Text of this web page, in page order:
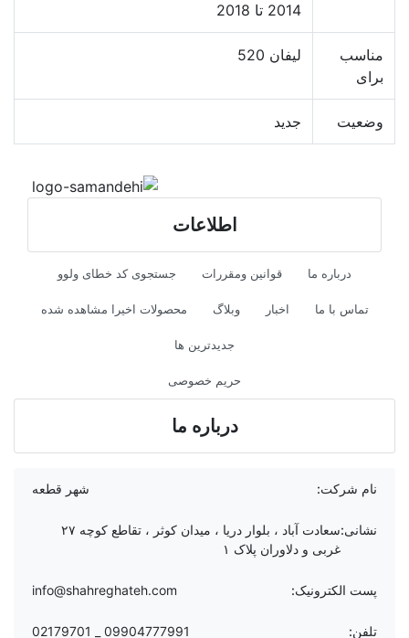
2014 تا 2018
مناسب
برای
لیفان 520
وضعیت جدید
اطلاعات
درباره ما قوانین ومقررات جستجوی کد خطای ولوو
تماس با ما اخبار وبلاگ محصولات اخیرا مشاهده شده
جدیدترین ها
حریم خصوصی
درباره ما
نام شرکت: شهر قطعه
نشانی:
سعادت آباد ، بلوار دریا ، میدان کوثر ، تقاطع کوچه ۲۷
غربی و دلاوران پلاک ۱
پست الکترونیک: info@shahreghateh.com
تلفن: 09904777991 _ 02179701